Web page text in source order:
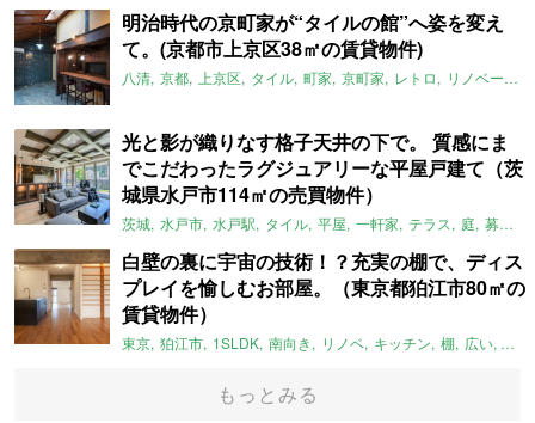
明治時代の京町家が“タイルの館”へ姿を変え
て。(京都市上京区38㎡の賃貸物件)
八清 京都 上京区 タイル 町家 京町家 レトロ リノベーション
光と影が織りなす格子天井の下で。 質感にま
でこだわったラグジュアリーな平屋戸建て（茨
城県水戸市114㎡の売買物件）
茨城 水戸市 水戸駅 タイル 平屋 一軒家 テラス 庭 募集中
白壁の裏に宇宙の技術！？充実の棚で、ディス
プレイを愉しむお部屋。（東京都狛江市80㎡の
賃貸物件）
東京 狛江市 1SLDK 南向き リノベ キッチン 棚 広い ガイ
もっとみる